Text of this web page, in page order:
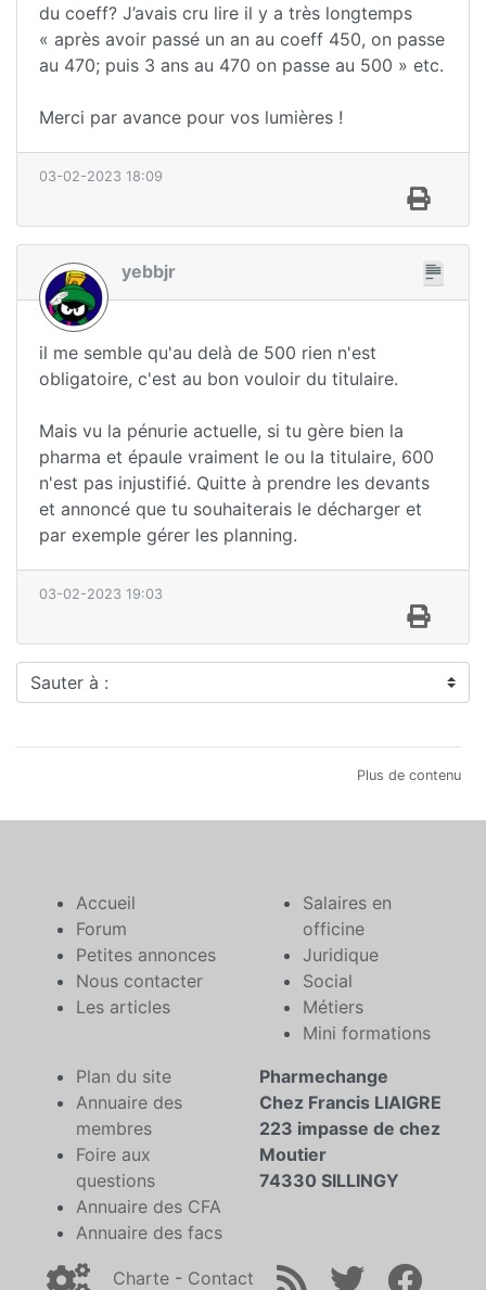
du coeff? J’avais cru lire il y a très longtemps
« après avoir passé un an au coeff 450, on passe
au 470; puis 3 ans au 470 on passe au 500 » etc.
Merci par avance pour vos lumières !
03-02-2023 18:09
yebbjr
il me semble qu'au delà de 500 rien n'est
obligatoire, c'est au bon vouloir du titulaire.
Mais vu la pénurie actuelle, si tu gère bien la
pharma et épaule vraiment le ou la titulaire, 600
n'est pas injustifié. Quitte à prendre les devants
et annoncé que tu souhaiterais le décharger et
par exemple gérer les planning.
03-02-2023 19:03
Sauter à :
Plus de contenu
Accueil
Forum
Petites annonces
Nous contacter
Les articles
Salaires en
officine
Juridique
Social
Métiers
Mini formations
Plan du site
Annuaire des
membres
Foire aux
questions
Annuaire des CFA
Annuaire des facs
Pharmechange
Chez Francis LIAIGRE
223 impasse de chez
Moutier
74330 SILLINGY
Charte - Contact